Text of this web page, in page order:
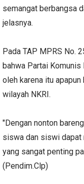
semangat berbangsa
jelasnya.
Pada TAP MPRS No.
bahwa Partai
oleh karena itu
wilayah NKRI.
"Dengan nonton
siswa dan siswi dapat
yang sangat penting
(Pendim.Clp)